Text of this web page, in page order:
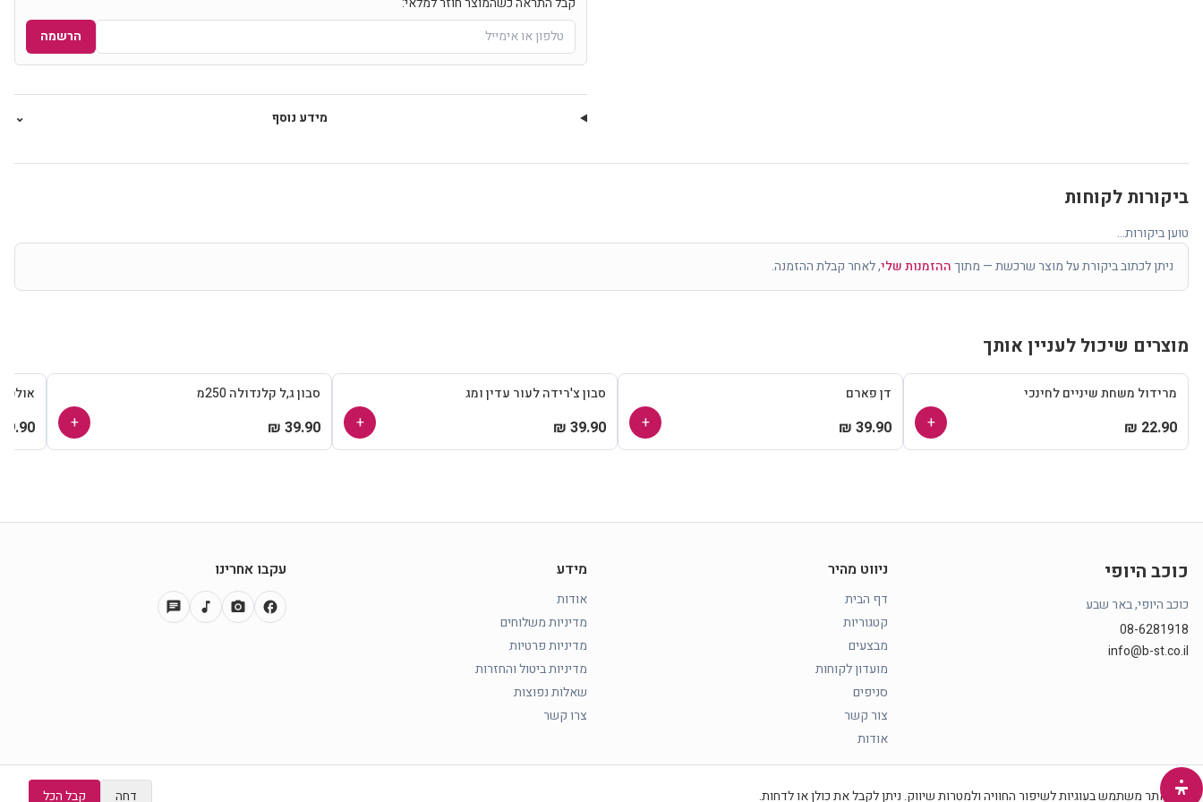
הרשמה
מידע נוסף ⌄
ביקורות לקוחות
טוען ביקורות...
ניתן לכתוב ביקורת על מוצר שרכשת — מתוךההזמנות שלי, לאחר קבלת ההזמנה.
מוצרים שיכול לעניין אותך
מרידול משחת שיניים לחינכי
22.90 ₪
+
דן פארם
39.90 ₪
+
סבון צ'רידה לעור עדין ומג
39.90 ₪
+
סבון ג,ל קלנדולה 250מ
39.90 ₪
+
39.90 ₪
כוכב היופי
כוכב היופי, באר שבע
08-6281918
info@b-st.co.il
ניווט מהיר
דף הבית
קטגוריות
מבצעים
מועדון לקוחות
סניפים
צור קשר
אודות
מידע
אודות
מדיניות משלוחים
מדיניות פרטיות
מדיניות ביטול והחזרות
שאלות נפוצות
צרו קשר
עקבו אחרינו
facebook
photo_camera
music_note
chat
האתר משתמש בעוגיות לשיפור החוויה ולמטרות שיווק. ניתן לקבל את כולן או לדחות. דחה קבל הכל